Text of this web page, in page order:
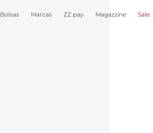
Bolsas Marcas ZZ pay Magazzine Sale